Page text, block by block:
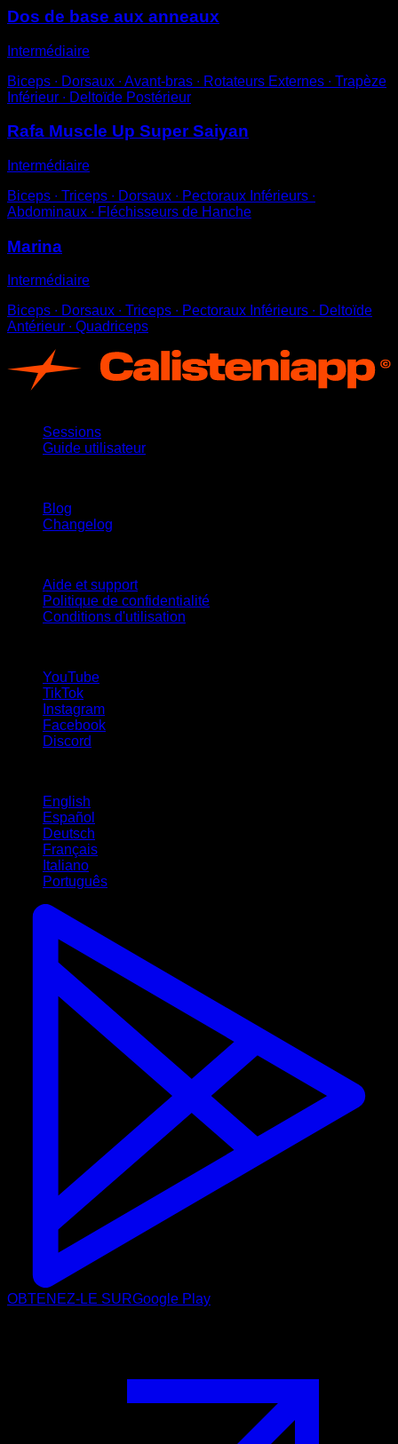
Dos de base aux anneaux
Intermédiaire
Biceps ∙ Dorsaux ∙ Avant-bras ∙ Rotateurs Externes ∙ Trapèze
Inférieur ∙ Deltoïde Postérieur
Rafa Muscle Up Super Saiyan
Intermédiaire
Biceps ∙ Triceps ∙ Dorsaux ∙ Pectoraux Inférieurs ∙
Abdominaux ∙ Fléchisseurs de Hanche
Marina
Intermédiaire
Biceps ∙ Dorsaux ∙ Triceps ∙ Pectoraux Inférieurs ∙ Deltoïde
Antérieur ∙ Quadriceps
Sessions
Guide utilisateur
Blog
Changelog
Aide et support
Politique de confidentialité
Conditions d'utilisation
YouTube
TikTok
Instagram
Facebook
Discord
English
Español
Deutsch
Français
Italiano
Português
OBTENEZ-LE SURGoogle Play